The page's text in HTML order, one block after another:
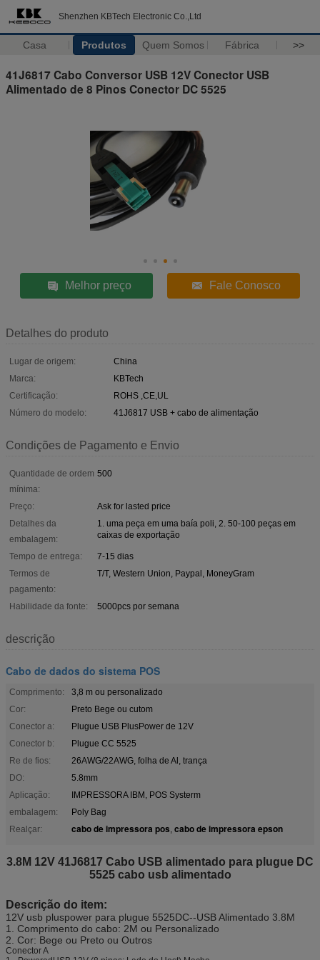
Shenzhen KBTech Electronic Co.,Ltd
Casa Produtos Quem Somos Fábrica >>
41J6817 Cabo Conversor USB 12V Conector USB
Alimentado de 8 Pinos Conector DC 5525
Melhor preço Fale Conosco
Detalhes do produto
Lugar de origem:
China
Marca:
KBTech
Certificação:
ROHS ,CE,UL
Número do modelo:
41J6817 USB + cabo de alimentação
Condições de Pagamento e Envio
Quantidade de ordem
mínima:
500
Preço:
Ask for lasted price
Detalhes da
embalagem:
1. uma peça em uma baía poli, 2. 50-100 peças em
caixas de exportação
Tempo de entrega:
7-15 dias
Termos de
pagamento:
T/T, Western Union, Paypal, MoneyGram
Habilidade da fonte: 5000pcs por semana
descrição
Cabo de dados do sistema POS
Comprimento:
3,8 m ou personalizado
Cor:
Preto Bege ou cutom
Conector a:
Plugue USB PlusPower de 12V
Conector b:
Plugue CC 5525
Re de fios:
26AWG/22AWG, folha de Al, trança
DO:
5.8mm
Aplicação:
IMPRESSORA IBM, POS Systerm
embalagem:
Poly Bag
Realçar:
cabo de impressora pos, cabo de impressora epson
3.8M 12V 41J6817 Cabo USB alimentado para plugue DC
5525 cabo usb alimentado
Descrição do item:
12V usb pluspower para plugue 5525DC--USB Alimentado 3.8M
1. Comprimento do cabo: 2M ou Personalizado
2. Cor: Bege ou Preto ou Outros
Conector A